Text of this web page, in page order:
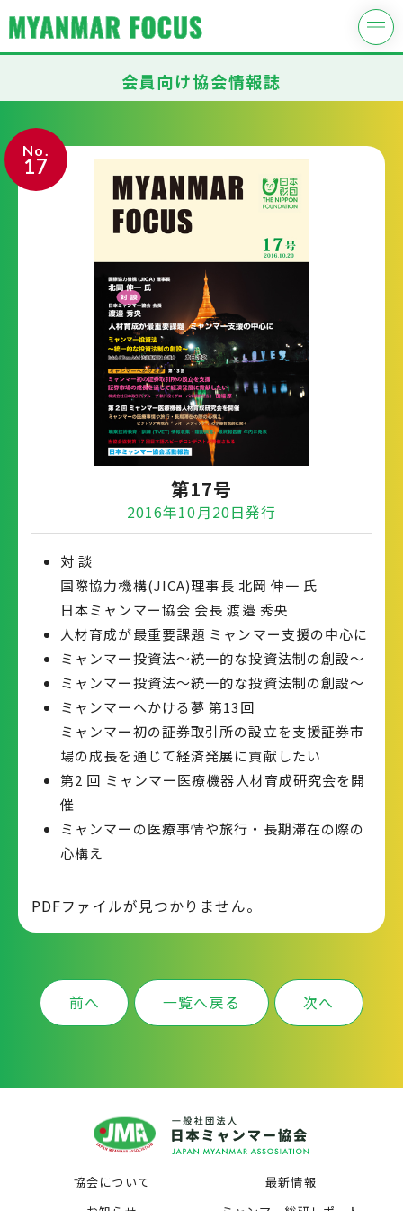
会員向け協会情報誌
第17号
2016年10月20日発行
対 談
国際協力機構(JICA)理事長 北岡 伸一 氏
日本ミャンマー協会 会長 渡邉 秀央
人材育成が最重要課題 ミャンマー支援の中心に
ミャンマー投資法～統一的な投資法制の創設～
ミャンマー投資法～統一的な投資法制の創設～
ミャンマーへかける夢 第13回
ミャンマー初の証券取引所の設立を支援証券市
場の成長を通じて経済発展に貢献したい
第2 回 ミャンマー医療機器人材育成研究会を開
催
ミャンマーの医療事情や旅行・長期滞在の際の
心構え
No.
17
PDFファイルが見つかりません。
前へ 一覧へ戻る 次へ
協会について
最新情報